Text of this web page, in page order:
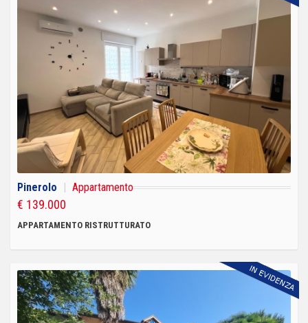
Pinerolo | Appartamento
€ 139.000
APPARTAMENTO RISTRUTTURATO